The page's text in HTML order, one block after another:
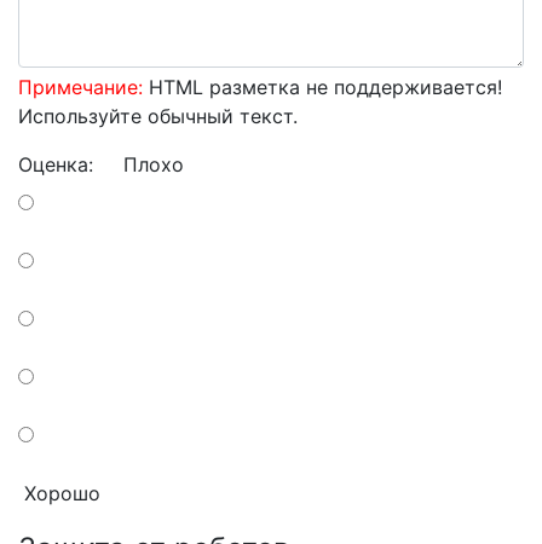
Примечание: HTML разметка не поддерживается!
Используйте обычный текст.
Оценка: Плохо
Хорошо